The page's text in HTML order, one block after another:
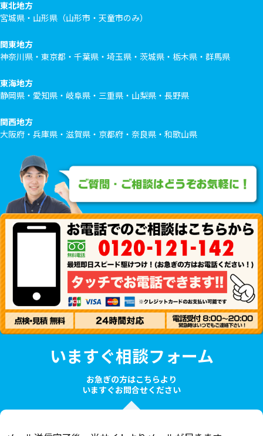
東北地方
宮城県・山形県（山形市・天童市のみ）
関東地方
神奈川県・東京都・千葉県・埼玉県・茨城県・栃木県・群馬県
東海地方
静岡県・愛知県・岐阜県・三重県・山梨県・長野県
関西地方
大阪府・兵庫県・滋賀県・京都府・奈良県・和歌山県
いますぐ相談フォーム
お急ぎの方はこちらより
いますぐお問合せください